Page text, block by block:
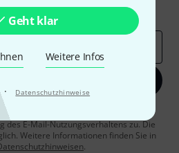
Geht klar
Weitere Infos
· Datenschutzhinweise
Thomann Insights
anmelden
stimmen Sie dem Erhalt von E-Mail-
des E-Mail-Nutzungsverhaltens zu. Die
Weitere Informationen finden Sie in
.